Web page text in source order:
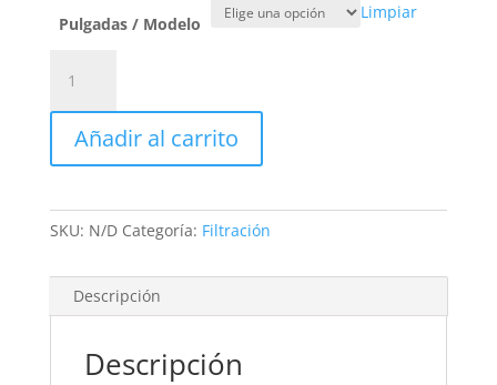
Pulgadas / Modelo
Limpiar
Pro
Series,
1/2"
Hayward
cantidad
Añadir al carrito
SKU: N/D Categoría: Filtración
Descripción
Descripción